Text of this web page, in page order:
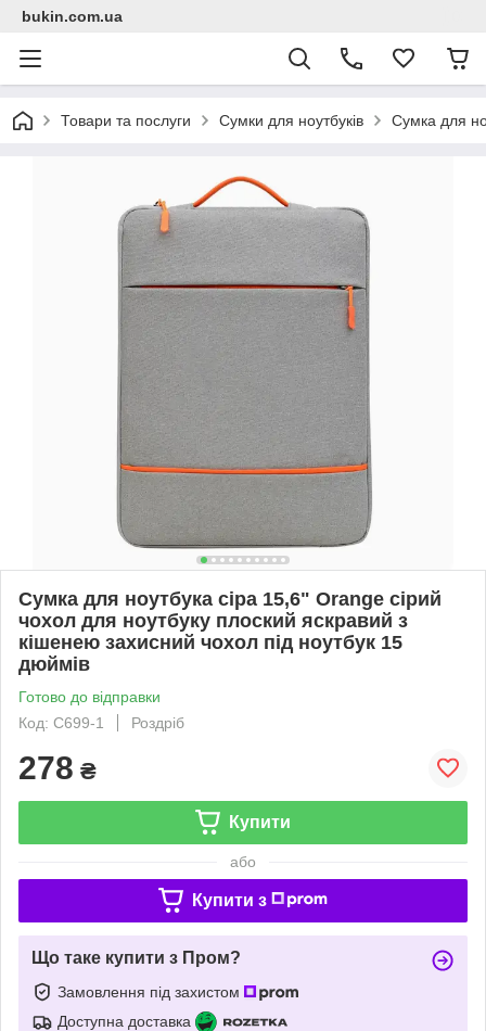
bukin.com.ua
Товари та послуги Сумки для ноутбуків Сумка для
Сумка для ноутбука сіра 15,6" Orange сірий
чохол для ноутбуку плоский яскравий з
кішенею захисний чохол під ноутбук 15
дюймів
Готово до відправки
Код: С699-1
Роздріб
278 ₴
Купити
або
Купити з
Що таке купити з Пром?
Замовлення під захистом
Доступна доставка